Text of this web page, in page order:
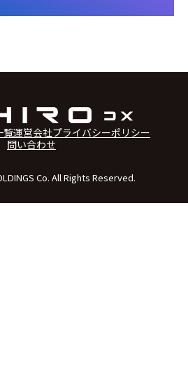
覧運営会社プライバシーポリシー
問い合わせ
Co. All Rights Reserved.